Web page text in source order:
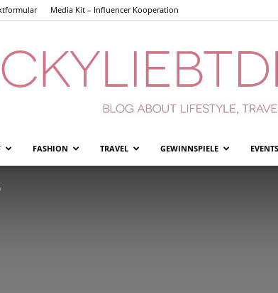
Media Kit – Influencer Kooperation
FASHION TRAVEL GEWINNSPIELE EVENTS